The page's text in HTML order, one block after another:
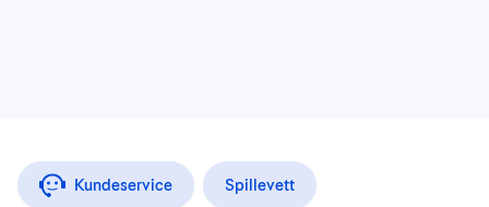
Kundeservice Spillevett